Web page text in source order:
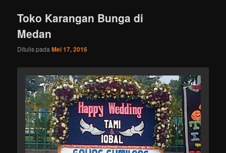
Toko Karangan Bunga di
Medan
Ditulis padaMei 17, 2016